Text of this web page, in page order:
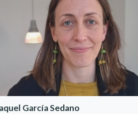
García Sedano